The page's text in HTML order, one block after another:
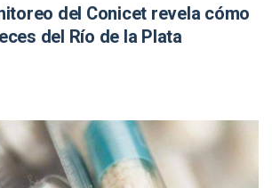
del Conicet revela cómo
del Río de la Plata